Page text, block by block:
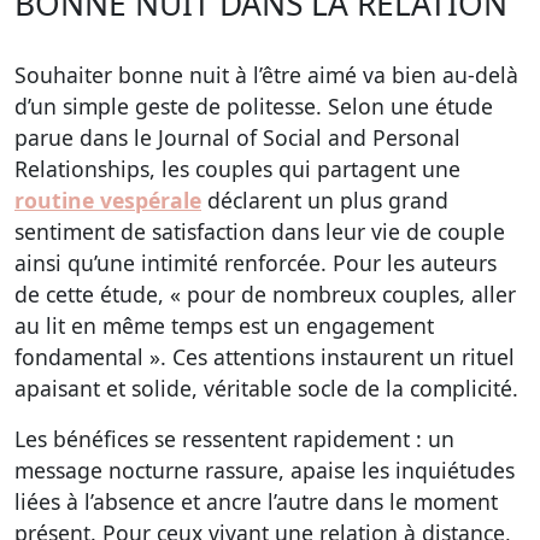
Souhaiter bonne nuit à l’être aimé va bien au-delà
d’un simple geste de politesse. Selon une étude
parue dans le Journal of Social and Personal
Relationships, les couples qui partagent une
routine vespérale déclarent un plus grand
sentiment de satisfaction dans leur vie de couple
ainsi qu’une intimité renforcée. Pour les auteurs
de cette étude, « pour de nombreux couples, aller
au lit en même temps est un engagement
fondamental ». Ces attentions instaurent un rituel
apaisant et solide, véritable socle de la complicité.
Les bénéfices se ressentent rapidement : un
message nocturne rassure, apaise les inquiétudes
liées à l’absence et ancre l’autre dans le moment
présent. Pour ceux vivant une relation à distance,